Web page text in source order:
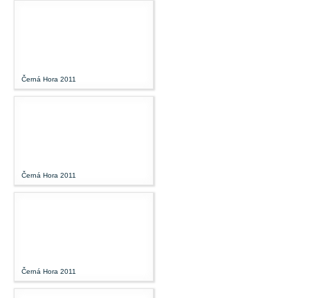
Černá Hora 2011
Černá Hora 2011
Černá Hora 2011